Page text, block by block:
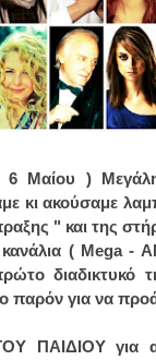
6 Μαίου )
κι ακούσαμε
" και της
κανάλια ( Mega
διαδικτυκό
για να
ΠΑΙΔΙΟΥ για